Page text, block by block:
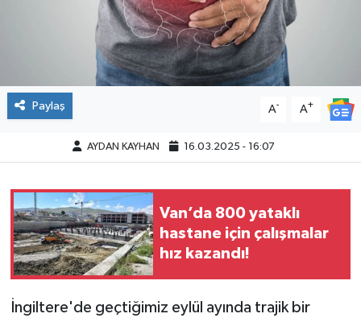
Paylaş A- A+
AYDAN KAYHAN 16.03.2025 - 16:07
Van’da 800 yataklı
hastane için çalışmalar
hız kazandı!
İngiltere'de geçtiğimiz eylül ayında trajik bir